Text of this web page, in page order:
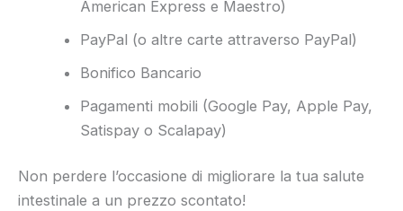
American Express e Maestro)
PayPal (o altre carte attraverso PayPal)
Bonifico Bancario
Pagamenti mobili (Google Pay, Apple Pay,
Satispay o Scalapay)
Non perdere l’occasione di migliorare la tua salute
intestinale a un prezzo scontato!